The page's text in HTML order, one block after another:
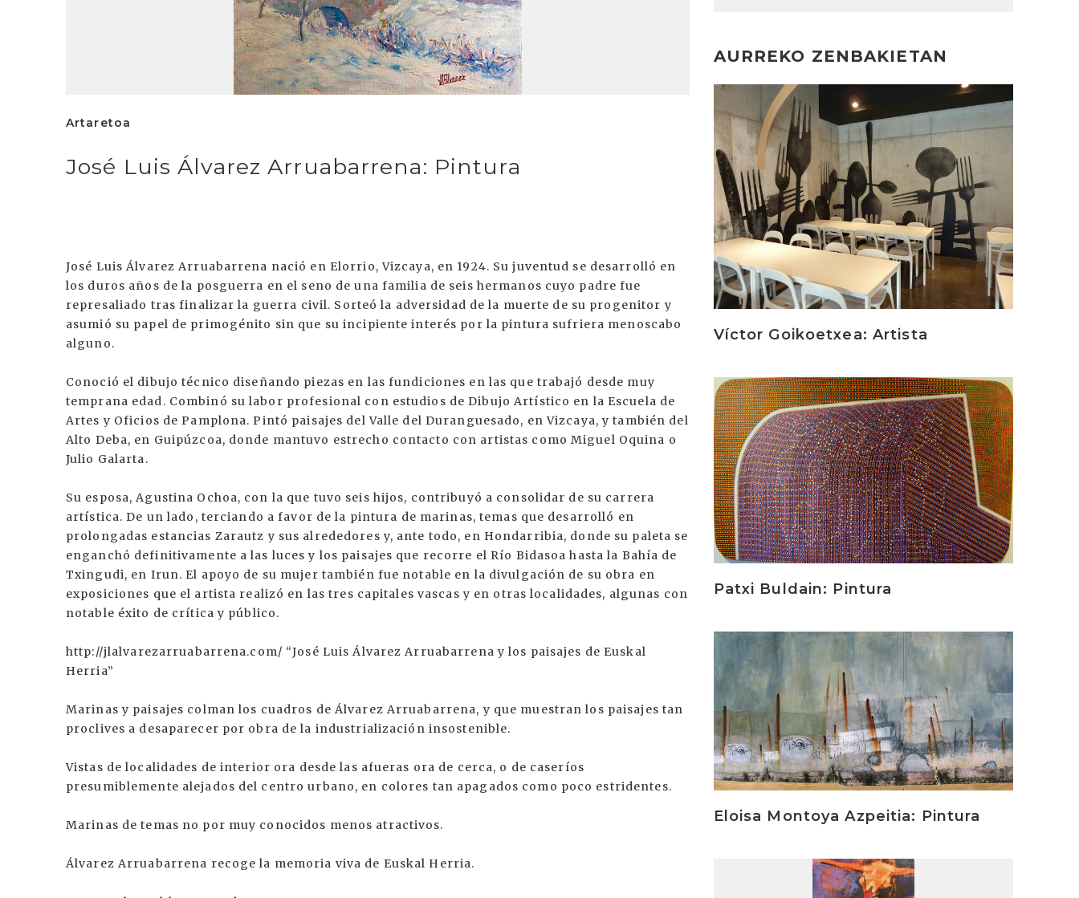
Artaretoa
José Luis Álvarez Arruabarrena: Pintura
José Luis Álvarez Arruabarrena nació en Elorrio, Vizcaya, en 1924. Su juventud se desarrolló en
los duros años de la posguerra en el seno de una familia de seis hermanos cuyo padre fue
represaliado tras finalizar la guerra civil. Sorteó la adversidad de la muerte de su progenitor y
asumió su papel de primogénito sin que su incipiente interés por la pintura sufriera menoscabo
alguno.
Conoció el dibujo técnico diseñando piezas en las fundiciones en las que trabajó desde muy
temprana edad. Combinó su labor profesional con estudios de Dibujo Artístico en la Escuela de
Artes y Oficios de Pamplona. Pintó paisajes del Valle del Duranguesado, en Vizcaya, y también del
Alto Deba, en Guipúzcoa, donde mantuvo estrecho contacto con artistas como Miguel Oquina o
Julio Galarta.
Su esposa, Agustina Ochoa, con la que tuvo seis hijos, contribuyó a consolidar de su carrera
artística. De un lado, terciando a favor de la pintura de marinas, temas que desarrolló en
prolongadas estancias Zarautz y sus alrededores y, ante todo, en Hondarribia, donde su paleta se
enganchó definitivamente a las luces y los paisajes que recorre el Río Bidasoa hasta la Bahía de
Txingudi, en Irun. El apoyo de su mujer también fue notable en la divulgación de su obra en
exposiciones que el artista realizó en las tres capitales vascas y en otras localidades, algunas con
notable éxito de crítica y público.
http://jlalvarezarruabarrena.com/ “José Luis Álvarez Arruabarrena y los paisajes de Euskal
Herria”
Marinas y paisajes colman los cuadros de Álvarez Arruabarrena, y que muestran los paisajes tan
proclives a desaparecer por obra de la industrialización insostenible.
Vistas de localidades de interior ora desde las afueras ora de cerca, o de caseríos
presumiblemente alejados del centro urbano, en colores tan apagados como poco estridentes.
Marinas de temas no por muy conocidos menos atractivos.
Álvarez Arruabarrena recoge la memoria viva de Euskal Herria.
AURREKO ZENBAKIETAN
Víctor Goikoetxea: Artista
Irakurri
Patxi Buldain: Pintura
Irakurri
Eloisa Montoya Azpeitia: Pintura
Irakurri